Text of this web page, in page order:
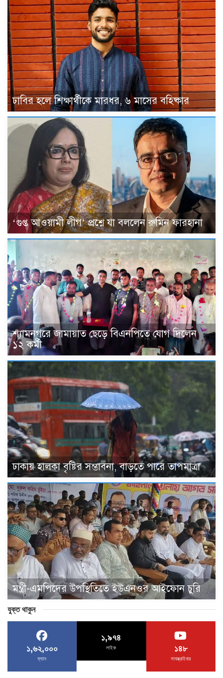
ঢাবির হলে শিক্ষার্থীকে মারধর, ৬ মাসের বহিষ্কার
‘গুপ্ত আওয়ামী লীগ’ প্রশ্নে যা বললেন রুমিন ফারহানা
শ্যামনগরে জামায়াত ছেড়ে বিএনপিতে যোগ দিলেন
১২ কর্মী
ঢাকায় হালকা বৃষ্টির সম্ভাবনা, বাড়তে পারে তাপমাত্রা
মন্ত্রী-এমপিদের উপস্থিতিতে ইউএনওর আইফোন চুরি
যুক্ত থাকুন
১,৬২,০০০
ফ্যান
১,৯৭৪
লাইক ১৪৮
সাবস্ক্রাইবার